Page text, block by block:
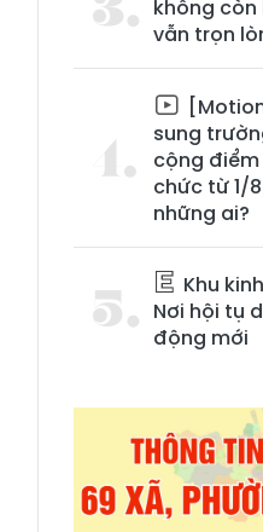
không còn
vẫn trọn
sung
cộng
chức từ 1/
những ai?
Khu
Nơi hội tụ
động mới